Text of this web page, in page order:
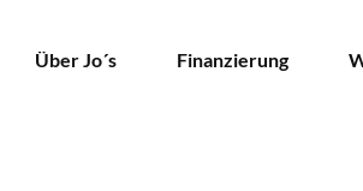
Über Jo´s Finanzierung